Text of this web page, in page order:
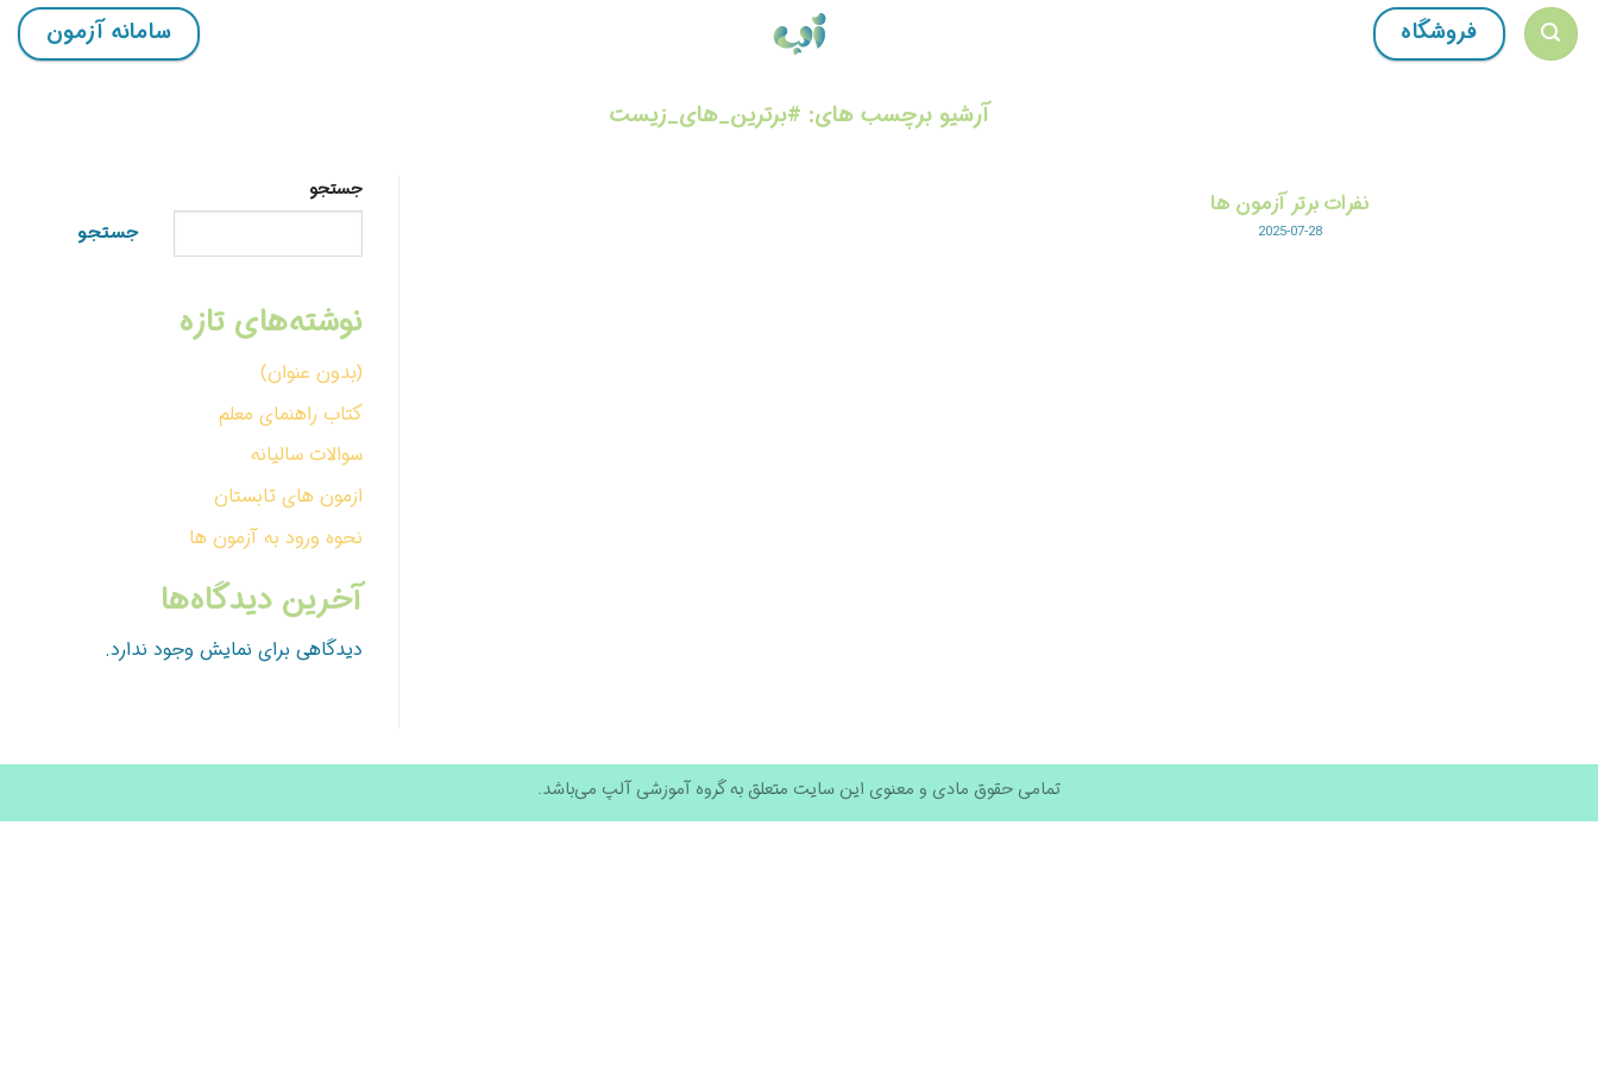
Skip
فروشگاه سامانه آزمون
آرشیو برچسب های: #برترین_های_زیست
نفرات برتر آزمون ها
2025-07-28
جستجو
جستجو
نوشته‌های تازه
(بدون عنوان)
کتاب راهنمای معلم
سوالات سالیانه
ازمون های تابستان
نحوه ورود به آزمون ها
آخرین دیدگاه‌ها
دیدگاهی برای نمایش وجود ندارد.
تمامی حقوق مادی و معنوی این سایت متعلق به گروه آموزشی آلپ می‌باشد.